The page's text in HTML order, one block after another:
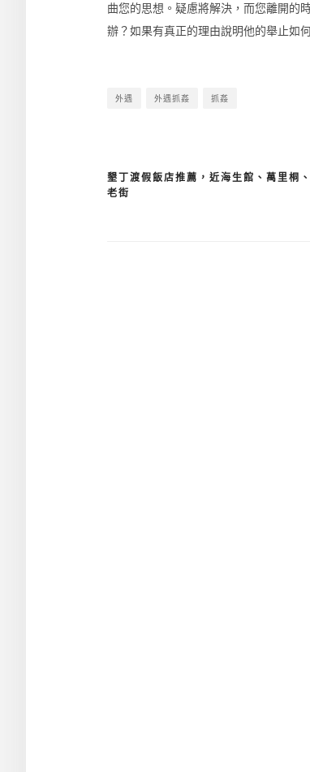
曲您的思想。疑慮將解決，而您離開的
辦？如果有真正的理由說明他的舉止如
外遇 外遇抓姦 抓姦
文
墾丁渡假飯店推薦，近海生館、萬里桐
老街